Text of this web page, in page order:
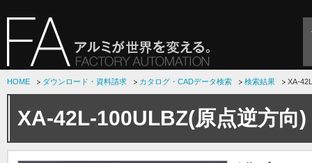
HOME ダウンロード・資料請求 カタログ・CADデータ検索 検索結果 XA-
XA-42L-100ULBZ(原点逆方向)